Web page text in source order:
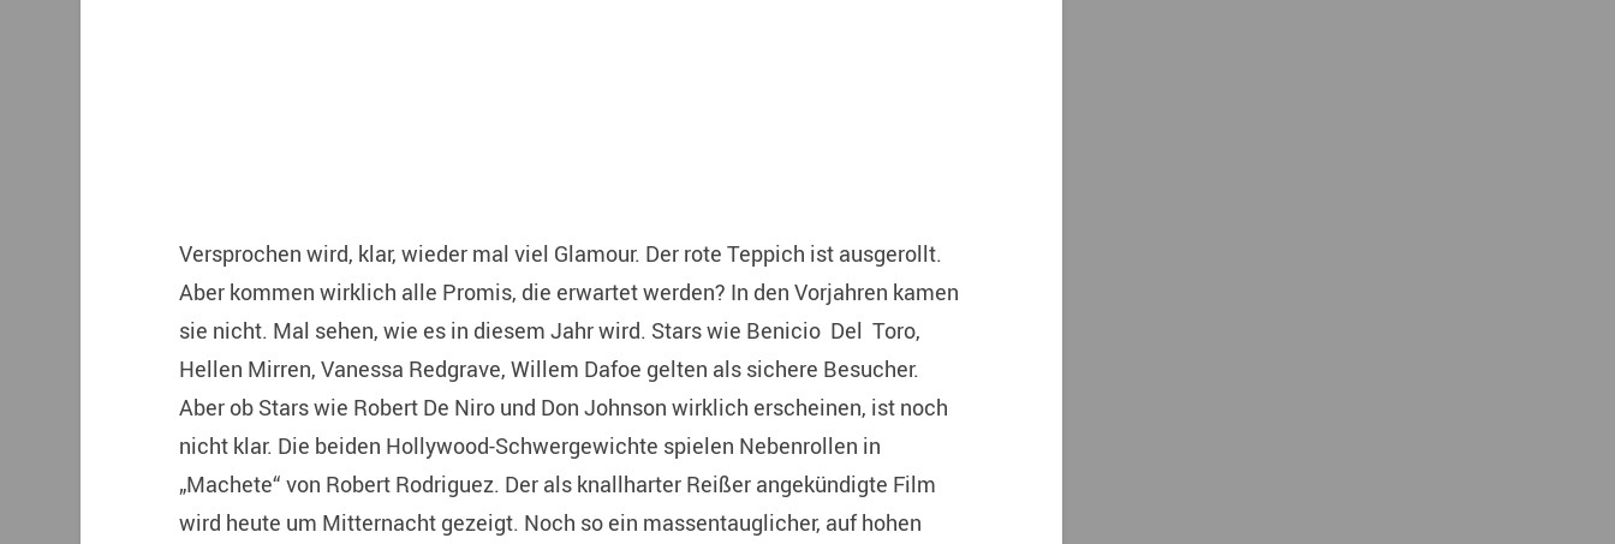
Versprochen wird, klar, wieder mal viel Glamour. Der rote Teppich ist ausgerollt.
Aber kommen wirklich alle Promis, die erwartet werden? In den Vorjahren kamen
sie nicht. Mal sehen, wie es in diesem Jahr wird. Stars wie Benicio Del Toro,
Hellen Mirren, Vanessa Redgrave, Willem Dafoe gelten als sichere Besucher.
Aber ob Stars wie Robert De Niro und Don Johnson wirklich erscheinen, ist noch
nicht klar. Die beiden Hollywood-Schwergewichte spielen Nebenrollen in
„Machete“ von Robert Rodriguez. Der als knallharter Reißer angekündigte Film
wird heute um Mitternacht gezeigt. Noch so ein massentauglicher, auf hohen